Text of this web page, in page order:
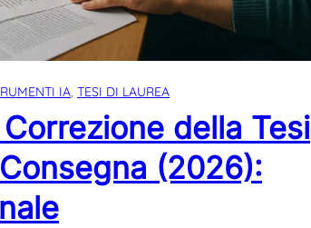
IA, TESI DI LAUREA
della Tesi
(2026):